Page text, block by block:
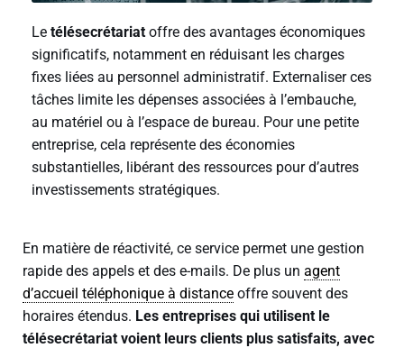
Le télésecrétariat offre des avantages économiques
significatifs, notamment en réduisant les charges
fixes liées au personnel administratif. Externaliser ces
tâches limite les dépenses associées à l’embauche,
au matériel ou à l’espace de bureau. Pour une petite
entreprise, cela représente des économies
substantielles, libérant des ressources pour d’autres
investissements stratégiques.
En matière de réactivité, ce service permet une gestion
rapide des appels et des e-mails. De plus un agent
d’accueil téléphonique à distance offre souvent des
horaires étendus. Les entreprises qui utilisent le
télésecrétariat voient leurs clients plus satisfaits, avec